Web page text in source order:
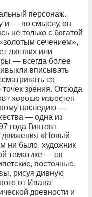
персонаж.
и — по смыслу, он
не только с богатой
сечением»,
лишних или
— всегда более
вписывать
со
зрения. Отсюда
хорошо известен
наследию —
— одна из
года Гинтовт
движения «Новый
ни было, художник
тематике — он
восточные,
рисуя дивную
от Ивана
древности и